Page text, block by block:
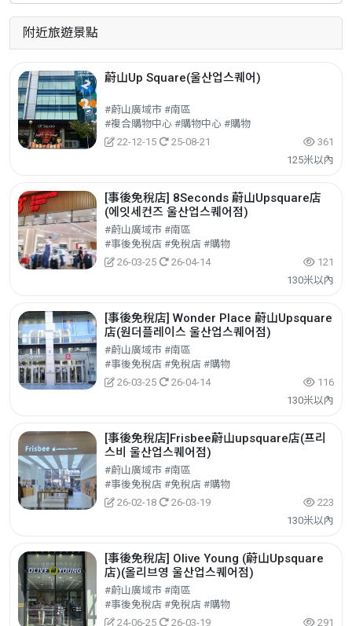
附近旅遊景點
蔚山Up Square(울산업스퀘어)
#蔚山廣域市 #南區
#複合購物中心 #購物中心 #購物
22-12-15
25-08-21
361
125米以內
[事後免稅店] 8Seconds 蔚山Upsquare店
(에잇세컨즈 울산업스퀘어점)
#蔚山廣域市 #南區
#事後免稅店 #免稅店 #購物
26-03-25
26-04-14
121
130米以內
[事後免稅店] Wonder Place 蔚山Upsquare
店(원더플레이스 울산업스퀘어점)
#蔚山廣域市 #南區
#事後免稅店 #免稅店 #購物
26-03-25
26-04-14
116
130米以內
[事後免稅店]Frisbee蔚山upsquare店(프리
스비 울산업스퀘어점)
#蔚山廣域市 #南區
#事後免稅店 #免稅店 #購物
26-02-18
26-03-19
223
130米以內
[事後免稅店] Olive Young (蔚山Upsquare
店)(올리브영 울산업스퀘어점)
#蔚山廣域市 #南區
#事後免稅店 #免稅店 #購物
24-06-25
26-03-19 291